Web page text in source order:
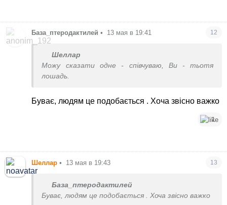
База_птеродактилей • 13 мая в 19:41 12
Шеллар
Можу сказати одне - співчуваю, Ви - тьотя
лошадь.
Буває, людям це подобається . Хоча звісно важко
1
Шеллар • 13 мая в 19:43 13
База_птеродактилей
Буває, людям це подобається . Хоча звісно важко